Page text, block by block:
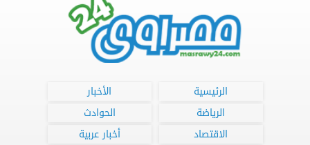
الرئيسية
الأخبار
الرياضة
الحوادث
الاقتصاد
أخبار عربية